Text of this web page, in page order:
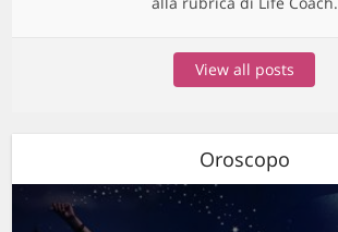
View all posts
Oroscopo